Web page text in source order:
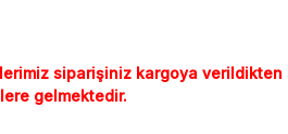
siparişiniz kargoya verildikten
gelmektedir.